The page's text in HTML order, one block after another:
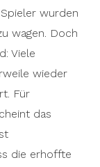
wurden
wagen. Doch
Viele
wieder
Für
das
die erhoffte